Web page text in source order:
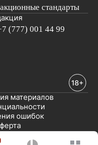
стандарты
(777) 001 44 99
ошибок
материалов